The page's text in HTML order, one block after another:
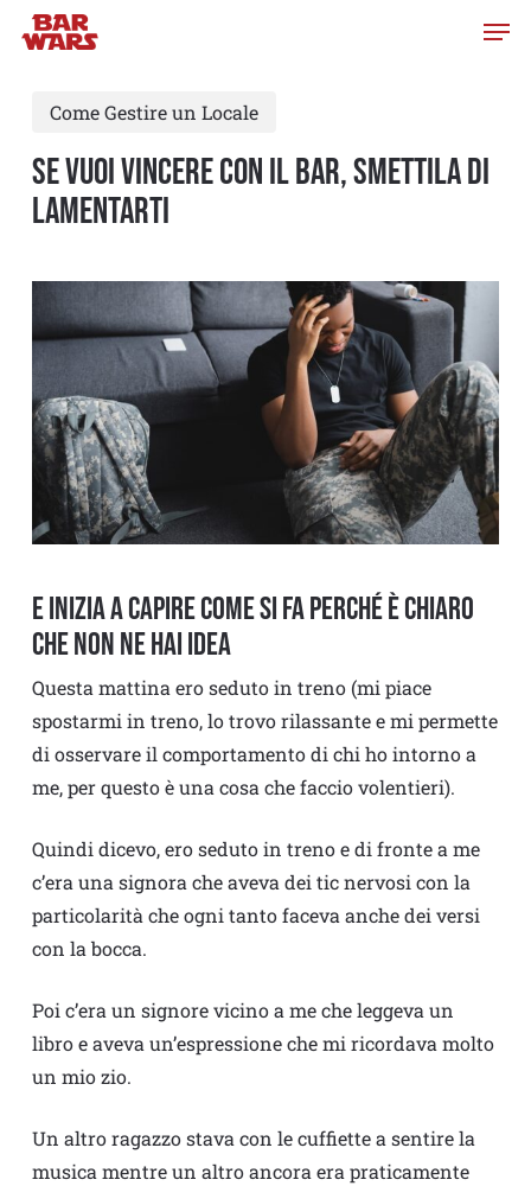
Skip
contentCome Gestire un Locale
SE VUOI VINCERE CON IL BAR, SMETTILA DI
LAMENTARTI
E INIZIA A CAPIRE COME SI FA PERCHÉ È CHIARO
CHE NON NE HAI IDEA
Questa mattina ero seduto in treno (mi piace
spostarmi in treno, lo trovo rilassante e mi permette
di osservare il comportamento di chi ho intorno a
me, per questo è una cosa che faccio volentieri).
Quindi dicevo, ero seduto in treno e di fronte a me
c’era una signora che aveva dei tic nervosi con la
particolarità che ogni tanto faceva anche dei versi
con la bocca.
Poi c’era un signore vicino a me che leggeva un
libro e aveva un’espressione che mi ricordava molto
un mio zio.
Un altro ragazzo stava con le cuffiette a sentire la
musica mentre un altro ancora era praticamente